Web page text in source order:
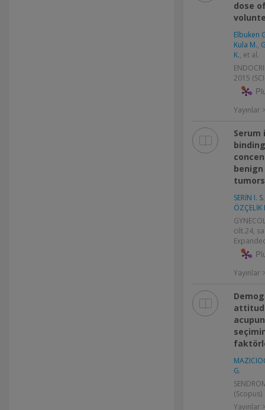
dose
Elbuken
Kula M.,
K., et al.
2015
Yayınlar
Serum
SERİN I. S.
ÖZÇELİK
cilt.24,
Yayınlar
G.
(Scopus)
Yayınlar